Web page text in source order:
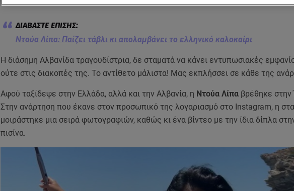
Ντούα Λίπα: Παίζει τάβλι κι απολαμβάνει το ελληνικό καλοκαίρι
Η διάσημη Αλβανίδα τραγουδίστρια, δε σταματά να κάνει εντυπωσιακές
ούτε στις διακοπές της. Το αντίθετο μάλιστα! Μας εκπλήσσει σε κάθε της
Αφού ταξίδεψε στην Ελλάδα, αλλά και την Αλβανία, η Ντούα Λίπα βρέθηκε στην
Στην ανάρτηση που έκανε στον προσωπικό της λογαριασμό στο Instagram, η
μοιράστηκε μια σειρά φωτογραφιών, καθώς κι ένα βίντεο με την ίδια δίπλα
πισίνα.